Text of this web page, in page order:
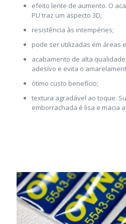
efeito lente de aumento. O
PU traz um aspecto 3D;
resistência às intempéries;
pode ser utilizadas em áreas
acabamento de alta
adesivo e evita o
ótimo custo benefício;
textura agradável ao toque.
emborrachada é lisa e macia